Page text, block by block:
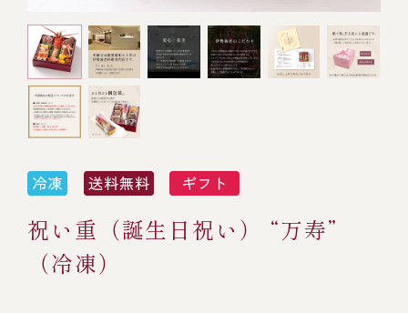
(ごちそう重/誕生日重/還暦重/お食い初め重)
(生おせち/おせち冷凍)
鉄板焼 ひかり
製薬会社・MR
プライバシーポリシー
サイトマップ
誕生日重
お食い初め重
おせち冷凍
調味料
スープ・スープカレー
レストラン商品
全ての商品を見る
伊勢海老料理（中納言厨房）
祝い重（誕生日祝い） “万寿”
（冷凍）